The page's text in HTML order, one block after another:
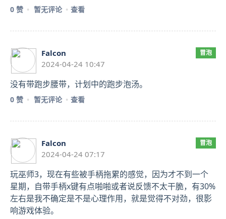
0 赞 暂无评论 查看
Falcon
2024-04-24 10:47
冒泡
没有带跑步腰带，计划中的跑步泡汤。
0 赞 暂无评论 查看
Falcon
2024-04-24 07:17
冒泡
玩巫师3，现在有些被手柄拖累的感觉，因为才不到一个
星期，自带手柄x键有点啪啪或者说反馈不太干脆，有30%
左右是我不确定是不是心理作用，就是觉得不对劲，很影
响游戏体验。